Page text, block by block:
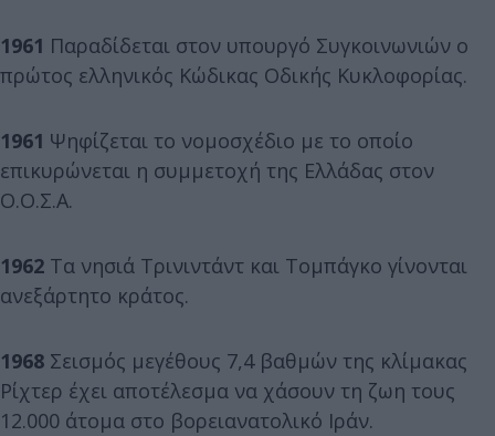
1961 Παραδίδεται στον υπουργό Συγκοινωνιών ο
πρώτος ελληνικός Κώδικας Οδικής Κυκλοφορίας.
1961 Ψηφίζεται το νομοσχέδιο με το οποίο
επικυρώνεται η συμμετοχή της Ελλάδας στον
Ο.Ο.Σ.Α.
1962 Τα νησιά Τρινιντάντ και Τομπάγκο γίνονται
ανεξάρτητο κράτος.
1968 Σεισμός μεγέθους 7,4 βαθμών της κλίμακας
Ρίχτερ έχει αποτέλεσμα να χάσουν τη ζωη τους
12.000 άτομα στο βορειανατολικό Ιράν.